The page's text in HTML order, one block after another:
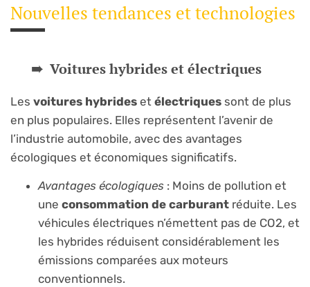
Nouvelles tendances et technologies
Voitures hybrides et électriques
Les voitures hybrides et électriques sont de plus
en plus populaires. Elles représentent l’avenir de
l’industrie automobile, avec des avantages
écologiques et économiques significatifs.
Avantages écologiques : Moins de pollution et
une consommation de carburant réduite. Les
véhicules électriques n’émettent pas de CO2, et
les hybrides réduisent considérablement les
émissions comparées aux moteurs
conventionnels.